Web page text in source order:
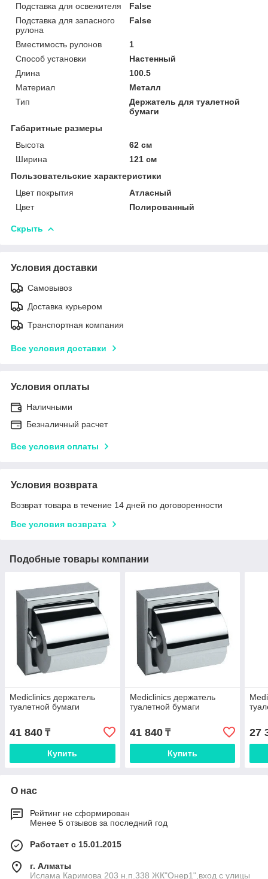
Подставка для освежителя
False
Подставка для запасного
рулона
False
Вместимость рулонов
1
Способ установки
Настенный
Длина
100.5
Материал
Металл
Тип
Держатель для туалетной
бумаги
Габаритные размеры
Высота
62 см
Ширина
121 см
Пользовательские характеристики
Цвет покрытия
Атласный
Цвет
Полированный
Скрыть
Условия доставки
Самовывоз
Доставка курьером
Транспортная компания
Все условия доставки
Условия оплаты
Наличными
Безналичный расчет
Все условия оплаты
Условия возврата
Возврат товара в течение 14 дней по договоренности
Все условия возврата
Подобные товары компании
Mediclinics держатель
туалетной бумаги
41 840 ₸
Купить
Mediclinics держатель
туалетной бумаги
41 840₸
Купить
27
О нас
Рейтинг не сформирован
Менее 5 отзывов за последний год
Работает с 15.01.2015
г. Алматы
Ислама Каримова 203 н.п.338 ЖК"Онер1",вход с улицы